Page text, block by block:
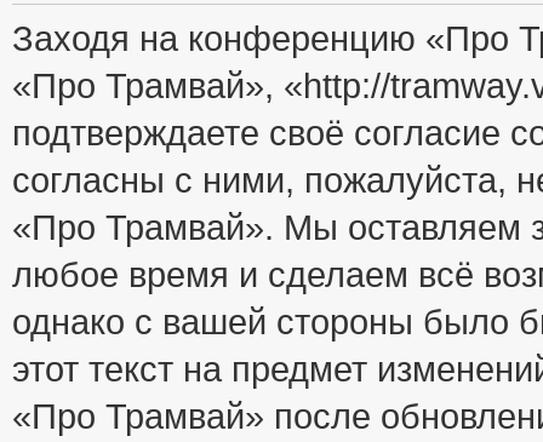
Заходя на конференцию «Про
«Про Трамвай», «http://
подтверждаете своё
согласны с ними, пожалуйста,
«Про Трамвай». Мы оставляем
любое время и сделаем всё
однако с вашей стороны было
этот текст на предмет
«Про Трамвай» после